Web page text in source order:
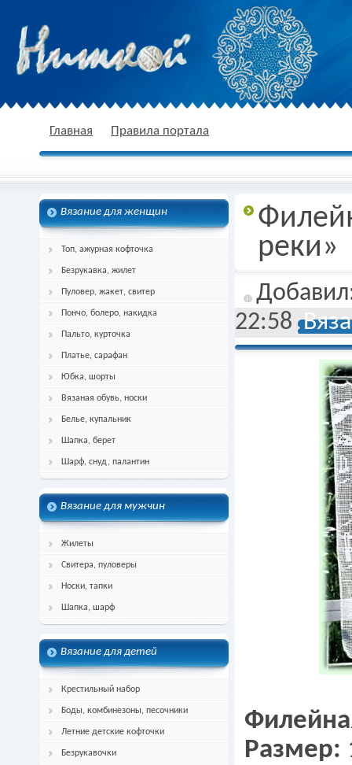
спицами, схема и описание
Главная Правила портала
Вязание для женщин
Топ, ажурная кофточка
Безрукавка, жилет
Пуловер, жакет, свитер
Пончо, болеро, накидка
Пальто, курточка
Платье, сарафан
Юбка, шорты
Вязаная обувь, носки
Белье, купальник
Шапка, берет
Шарф, снуд, палантин
Вязание для мужчин
Жилеты
Свитера, пуловеры
Носки, тапки
Шапка, шарф
Вязание для детей
Крестильный набор
Боды, комбинезоны, песочники
Летние детские кофточки
Безрукавочки
реки»
22:58
Размер: